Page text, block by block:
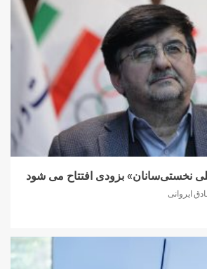
نخستی‌سانان» بزودی افتتاح می شود
ایروانی